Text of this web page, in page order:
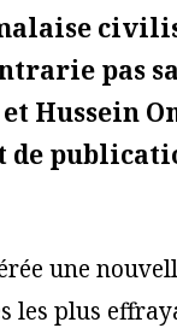
pas
et Hussein
une
les plus